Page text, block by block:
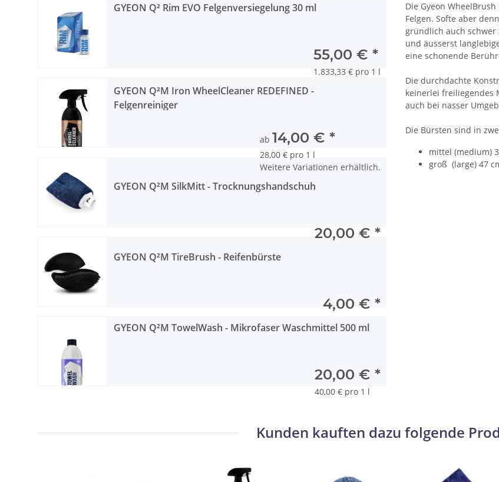
Die Gyeon
Felgen. Softe aber
gründlich auch schwer
und äusserst
eine schonende
Die durchdachte
keinerlei freiliegendes
auch bei nasser
Die Bürsten sind in
mittel (medium)
groß (large) 47
GYEON Q² Rim EVO Felgenversiegelung 30 ml
55,00 € *
1.833,33 € pro 1 l
GYEON Q²M Iron WheelCleaner REDEFINED -
Felgenreiniger
ab 14,00 € *
28,00 € pro 1 l
Weitere Variationen erhältlich.
GYEON Q²M SilkMitt - Trocknungshandschuh
20,00 € *
GYEON Q²M TireBrush - Reifenbürste
4,00 € *
GYEON Q²M TowelWash - Mikrofaser Waschmittel 500 ml
20,00 € *
40,00 € pro 1 l
Kunden kauften dazu folgende